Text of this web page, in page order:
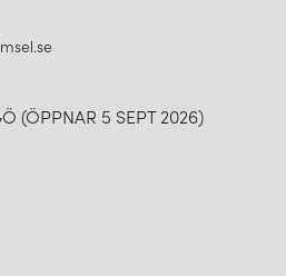
(ÖPPNAR 5 SEPT 2026)